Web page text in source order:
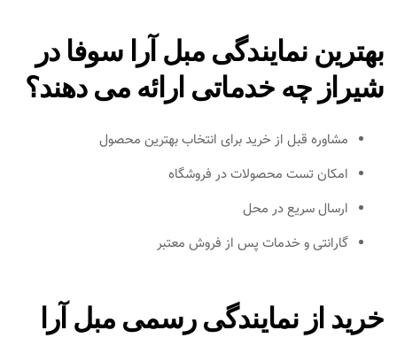
بهترین نمایندگی مبل آرا سوفا در
شیراز چه خدماتی ارائه می دهند؟
مشاوره قبل از خرید برای انتخاب بهترین محصول
امکان تست محصولات در فروشگاه
ارسال سریع در محل
گارانتی و خدمات پس از فروش معتبر
خرید از نمایندگی رسمی مبل آرا